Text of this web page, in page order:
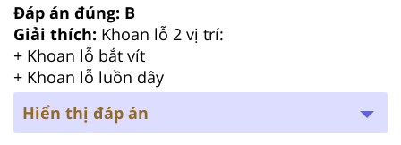
Đáp án đúng: B
Giải thích: Khoan lỗ 2 vị trí:
+ Khoan lỗ bắt vít
+ Khoan lỗ luồn dây
Hiển thị đáp án